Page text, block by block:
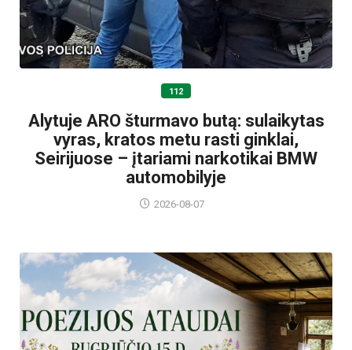
112
Alytuje ARO šturmavo butą: sulaikytas
vyras, kratos metu rasti ginklai,
Seirijuose – įtariami narkotikai BMW
automobilyje
2026-08-07